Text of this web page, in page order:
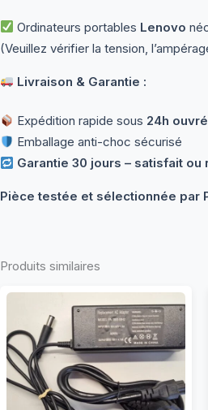
Ordinateurs portables Lenovo
(Veuillez vérifier la tension,
Livraison & Garantie :
Expédition rapide sous 24h
Emballage anti-choc sécurisé
Garantie 30 jours – satisfait ou
Pièce testée et sélectionnée par
Produits similaires